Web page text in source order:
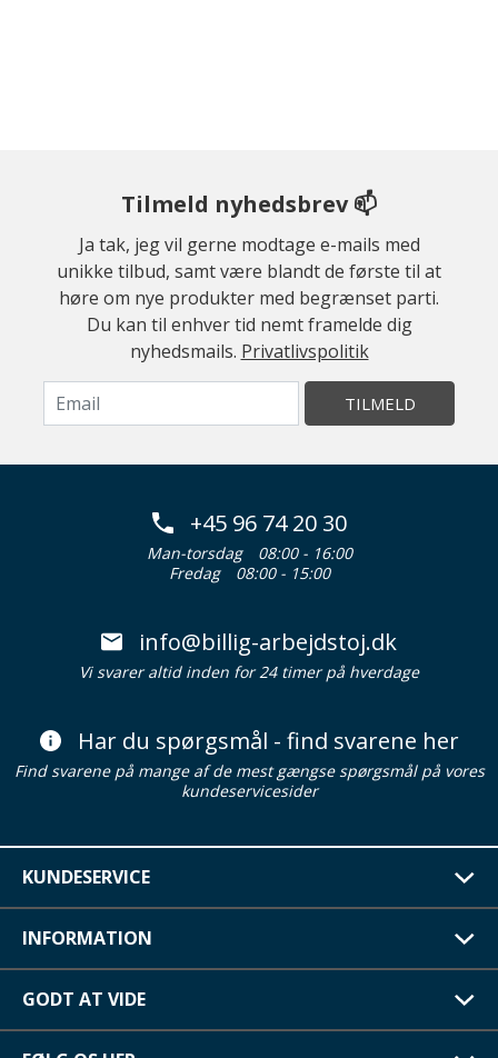
Tilmeld nyhedsbrev 📫
Ja tak, jeg vil gerne modtage e-mails med
unikke tilbud, samt være blandt de første til at
høre om nye produkter med begrænset parti.
Du kan til enhver tid nemt framelde dig
nyhedsmails. Privatlivspolitik
TILMELD
+45 96 74 20 30
Man-torsdag
08:00 - 16:00
Fredag
08:00 - 15:00
info@billig-arbejdstoj.dk
Vi svarer altid inden for 24 timer på hverdage
Har du spørgsmål - find svarene her
Find svarene på mange af de mest gængse spørgsmål på vores
kundeservicesider
KUNDESERVICE
INFORMATION
GODT AT VIDE